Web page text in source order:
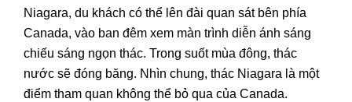
Niagara, du khách có thể lên đài quan sát bên phía
Canada, vào ban đêm xem màn trình diễn ánh sáng
chiếu sáng ngọn thác. Trong suốt mùa đông, thác
nước sẽ đóng băng. Nhìn chung, thác Niagara là một
điểm tham quan không thể bỏ qua của Canada.